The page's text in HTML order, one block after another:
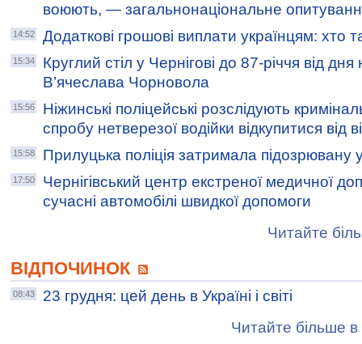
воюють, — загальнонаціональне
14:52 Додаткові грошові виплати українцям: хто
15:34
Круглий стіл у Чернігові до 87-річчя від
В’ячеслава Чорновола
15:56
Ніжинські поліцейські розслідують
спробу нетверезої водійки відкупитися від
15:58 Прилуцька поліція затримала підозрювану
17:50
Чернігівський центр екстреної медичної
сучасні автомобілі швидкої допомоги
Читайте
ВІДПОЧИНОК
08:43
23 грудня: цей день в Україні і світі
Читайте більше в